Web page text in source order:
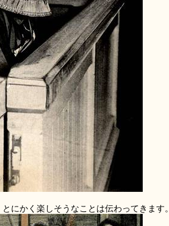
にかく楽しそうなことは伝わってきます。